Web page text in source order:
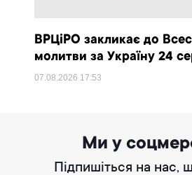
ВРЦіРО закликає до
молитви за Україну 24
07.08.2026 17:53
Ми у
Підпишіться на нас,